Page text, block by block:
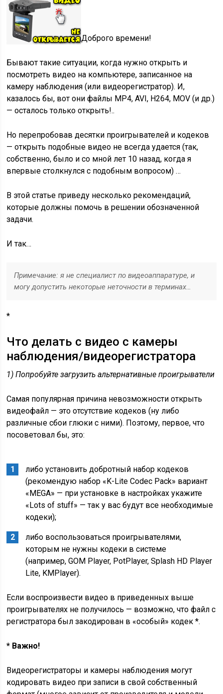
Доброго времени!
Бывают такие ситуации, когда нужно открыть и
посмотреть видео на компьютере, записанное на
камеру наблюдения (или видеорегистратор). И,
казалось бы, вот они файлы MP4, AVI, H264, MOV (и др.)
— осталось только открыть!..
Но перепробовав десятки проигрывателей и кодеков
— открыть подобные видео не всегда удается (так,
собственно, было и со мной лет 10 назад, когда я
впервые столкнулся с подобным вопросом) …
В этой статье приведу несколько рекомендаций,
которые должны помочь в решении обозначенной
задачи.
И так…
Примечание: я не специалист по видеоаппаратуре, и
могу допустить некоторые неточности в терминах…
*
Что делать с видео с камеры
наблюдения/видеорегистратора
1) Попробуйте загрузить альтернативные проигрыватели
Самая популярная причина невозможности открыть
видеофайл — это отсутствие кодеков (ну либо
различные сбои глюки с ними). Поэтому, первое, что
посоветовал бы, это:
либо установить добротный набор кодеков
(рекомендую набор «K-Lite Codec Pack» вариант
«MEGA» — при установке в настройках укажите
«Lots of stuff» — так у вас будут все необходимые
кодеки);
либо воспользоваться проигрывателями,
которым не нужны кодеки в системе
(например, GOM Player, PotPlayer, Splash HD Player
Lite, KMPlayer).
Если воспроизвести видео в приведенных выше
проигрывателях не получилось — возможно, что файл с
регистратора был закодирован в «особый» кодек *.
* Важно!
Видеорегистраторы и камеры наблюдения могут
кодировать видео при записи в свой собственный